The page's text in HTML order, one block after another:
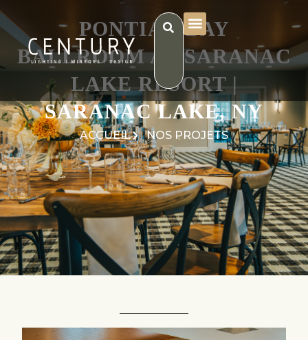
PONTIAC BAY
BALLROOM AT SARANAC
LAKE RESORT |
SARANAC LAKE, NY
ACCUEIL NOS PROJETS